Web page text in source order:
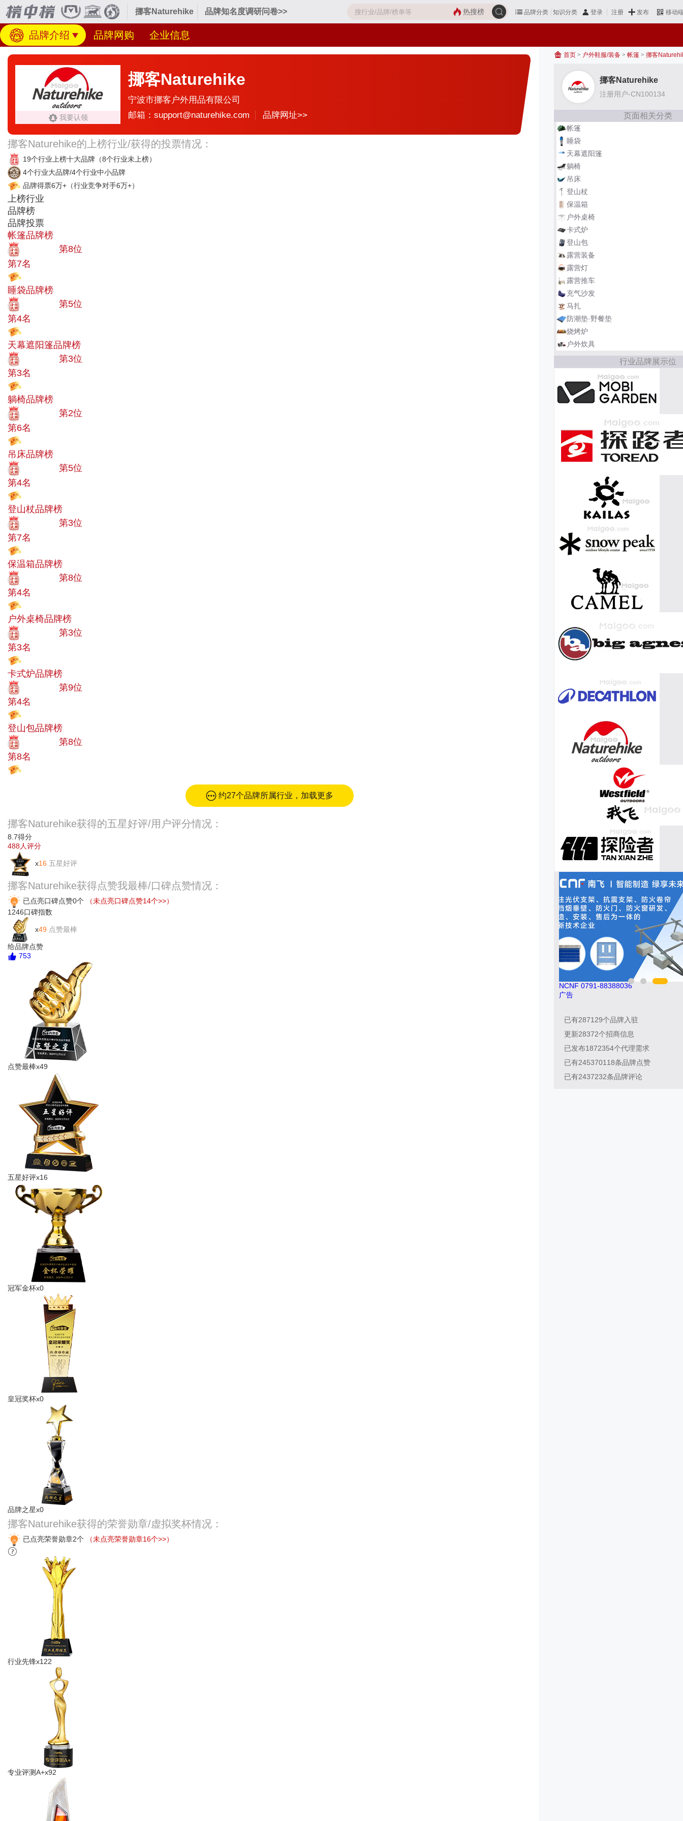
挪客Naturehike 品牌知名度调研问卷>> 品牌分类 知识分类 登录 注册 发布 移动
热搜榜
品牌介绍 品牌网购 企业信息
我要认领
挪客Naturehike
宁波市挪客户外用品有限公司
邮箱：support@naturehike.com
品牌网址>>
挪客Naturehike的上榜行业/获得的投票情况：
19个行业上榜十大品牌 （8个行业未上榜）
4个行业大品牌/4个行业中小品牌
品牌得票6万+ （行业竞争对手6万+）
上榜行业
品牌榜
品牌投票
帐篷品牌榜
第8位
第7名
睡袋品牌榜
第5位
第4名
天幕遮阳篷品牌榜
第3位
第3名
躺椅品牌榜
第2位
第6名
吊床品牌榜
第5位
第4名
登山杖品牌榜
第3位
第7名
保温箱品牌榜
第8位
第4名
户外桌椅品牌榜
第3位
第3名
卡式炉品牌榜
第9位
第4名
登山包品牌榜
第8位
第8名
约27个品牌所属行业，加载更多
挪客Naturehike获得的五星好评/用户评分情况：
8.7得分
488人评分
x16 五星好评
挪客Naturehike获得点赞我最棒/口碑点赞情况：
已点亮口碑点赞0个
（未点亮口碑点赞14个>>）
1246口碑指数
x49 点赞最棒
给品牌点赞
753
点赞最棒x49
五星好评x16
冠军金杯x0
皇冠奖杯x0
品牌之星x0
挪客Naturehike获得的荣誉勋章/虚拟奖杯情况：
已点亮荣誉勋章2个 （未点亮荣誉勋章16个>>）
行业先锋x122
专业评测A+x92
首页 > 户外鞋服/装备 > 帐篷 > 挪客
挪客Naturehike
注册用户-CN100134
页面相关分类
帐篷
睡袋
天幕遮阳篷
躺椅
吊床
登山杖
保温箱
户外桌椅
卡式炉
登山包
露营装备
露营灯
露营推车
充气沙发
马扎
防潮垫·野餐垫
烧烤炉
户外炊具
行业品牌展示位
南飞NCNF 0791-88388036
广告
已有287129个品牌入驻
更新28372个招商信息
已发布1872354个代理需求
已有245370118条品牌点赞
已有2437232条品牌评论